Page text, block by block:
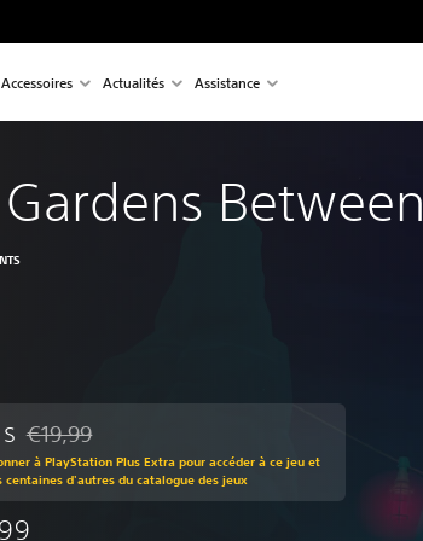
Accessoires Actualités Assistance
Between
Remise par rapport au prix d'origine de €19,99
€19,99
à PlayStation Plus Extra pour accéder à ce jeu et
centaines d'autres du catalogue des jeux